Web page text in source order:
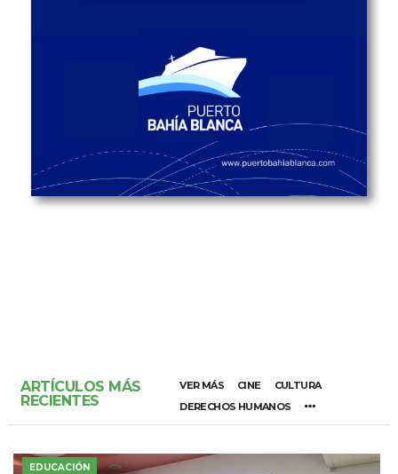
ARTÍCULOS MÁS
RECIENTES
VER MÁS CINE
CULTURA
DERECHOS HUMANOS
EDUCACIÓN